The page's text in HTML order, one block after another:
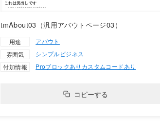
tmAbout03（汎用アバウトページ03）
用途
アバウト
雰囲気
シンプルビジネス
付加情報
Proブロックあり カスタムコードあり
コピーする